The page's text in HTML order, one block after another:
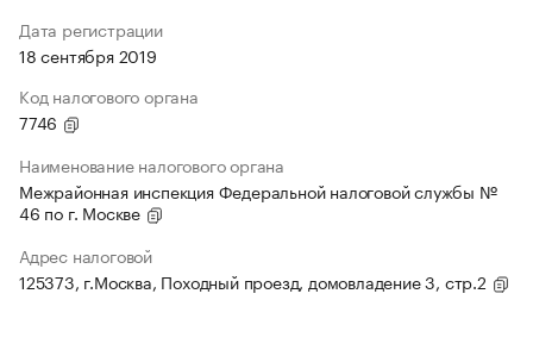
Дата регистрации
18 сентября 2019
Код налогового органа
7746
Наименование налогового органа
Межрайонная инспекция Федеральной налоговой службы №
46 по г. Москве
Адрес налоговой
125373, г.Москва, Походный проезд, домовладение 3, стр.2